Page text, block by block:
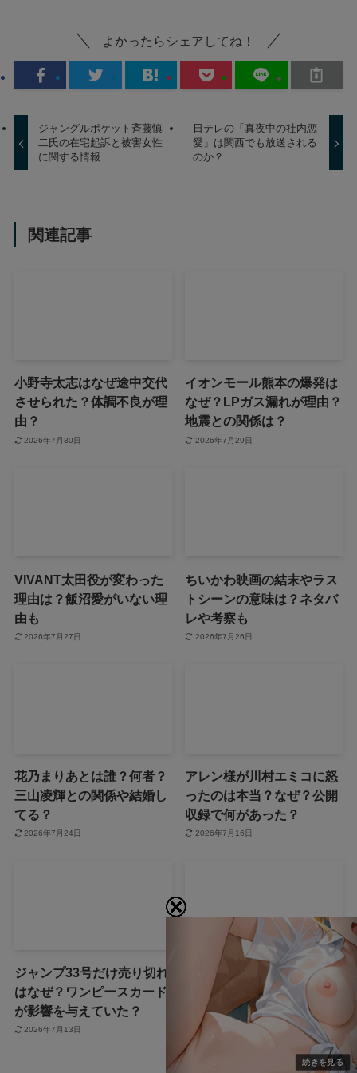
よかったらシェアしてね！
ジャングルポケット斉藤慎
二氏の在宅起訴と被害女性
に関する情報
日テレの「真夜中の社内恋
愛」は関西でも放送される
のか？
関連記事
小野寺太志はなぜ途中交代
させられた？体調不良が理
由？
2026年7月30日
イオンモール熊本の爆発は
なぜ？LPガス漏れが理由？
地震との関係は？
2026年7月29日
VIVANT太田役が変わった
理由は？飯沼愛がいない理
由も
2026年7月27日
ちいかわ映画の結末やラス
トシーンの意味は？ネタバ
レや考察も
2026年7月26日
花乃まりあとは誰？何者？
三山凌輝との関係や結婚し
てる？
2026年7月24日
アレン様が川村エミコに怒
ったのは本当？なぜ？公開
収録で何があった？
2026年7月16日
ジャンプ33号だけ売り切れ
はなぜ？ワンピースカード
が影響を与えていた？
2026年7月13日
声にならない愛は最終話や
ネタバレは？最後まで見る
方法も！
2026年7月3日